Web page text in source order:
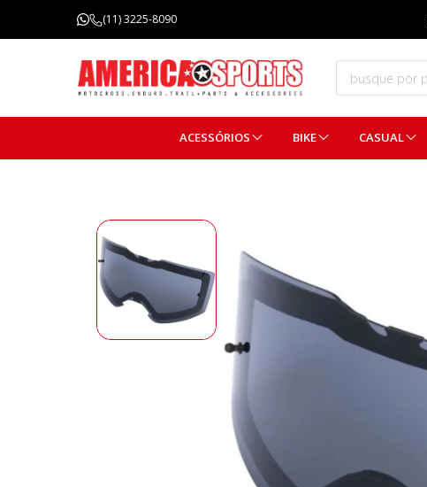
(11) 3225-8090
FRETE GRÁTIS ACIMA DE R$ 299,99
ACESSÓRIOS BIKE CASUAL